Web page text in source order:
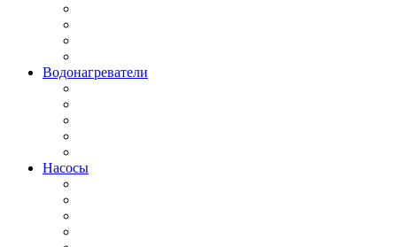
Водонагреватели
Насосы